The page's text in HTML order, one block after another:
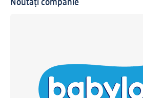
Noutăți companie